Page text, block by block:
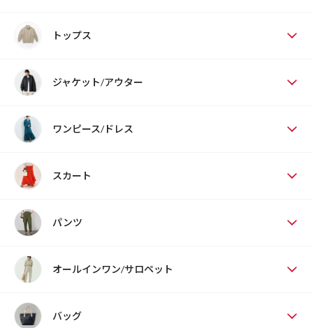
トップス
ジャケット/アウター
ワンピース/ドレス
スカート
パンツ
オールインワン/サロペット
バッグ